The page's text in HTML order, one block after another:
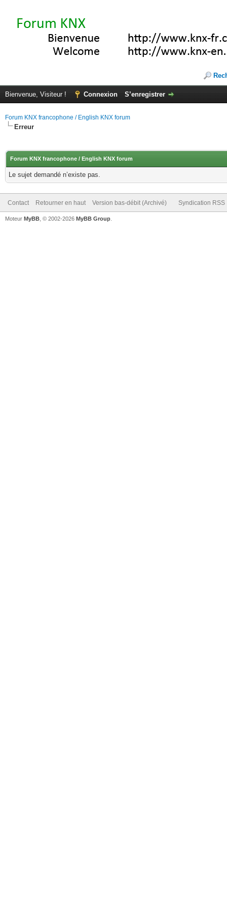
Bienvenue, Visiteur ! Connexion S’enregistrer
Forum KNX francophone / English KNX forum
Erreur
Forum KNX francophone / English KNX forum
Le sujet demandé n’existe pas.
Contact Retourner en haut Version bas-débit (Archivé) Syndication RSS
Moteur MyBB , © 2002-2026 MyBB Group